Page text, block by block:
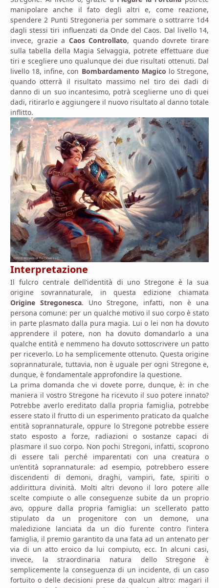
manipolare anche il fato degli altri e, come reazione,
spendere 2 Punti Stregoneria per sommare o sottrarre 1d4
dagli stessi tiri influenzati da Onde del Caos. Dal livello 14,
invece, grazie a Caos Controllato, quando dovrete tirare
sulla tabella della Magia Selvaggia, potrete effettuare due
tiri e scegliere uno qualunque dei due risultati ottenuti. Dal
livello 18, infine, con Bombardamento Magico lo Stregone,
quando otterrà il risultato massimo nel tiro dei dadi di
danno di un suo incantesimo, potrà sceglierne uno di quei
dadi, ritirarlo e aggiungere il nuovo risultato al danno totale
inflitto.
Interpretazione
Il fulcro centrale dell’identità di uno Stregone è la sua
origine sovrannaturale, in questa edizione chiamata
Origine Stregonesca. Uno Stregone, infatti, non è una
persona comune: per un qualche motivo il suo corpo è stato
in parte plasmato dalla pura magia. Lui o lei non ha dovuto
apprendere il potere, non ha dovuto domandarlo a una
qualche entità e nemmeno ha dovuto sottoscrivere un patto
per riceverlo. Lo ha semplicemente ottenuto. Questa origine
soprannaturale, tuttavia, non è uguale per ogni Stregone e,
dunque, è fondamentale approfondire la questione.
La prima domanda che vi dovete porre, dunque, è: in che
maniera il vostro Stregone ha ricevuto il suo potere innato?
Potrebbe averlo ereditato dalla propria famiglia, potrebbe
essere stato il frutto di un esperimento praticato da qualche
entità soprannaturale, oppure lo Stregone potrebbe essere
stato esposto a forze, radiazioni o sostanze capaci di
plasmare il suo corpo. Non pochi Stregoni, infatti, scoprono
di essere tali perché imparentati con una creatura o
un’entità soprannaturale: ad esempio, potrebbero essere
discendenti di demoni, draghi, vampiri, fate, spiriti o
addirittura divinità. Molti altri devono il loro potere alle
scelte compiute o alle conseguenze subite da un proprio
avo, oppure dalla propria famiglia: un scellerato patto
stipulato da un progenitore con un demone, una
maledizione lanciata da un dio furente contro l’intera
famiglia, il premio garantito da una fata ad un antenato per
via di un atto eroico da lui compiuto, ecc. In alcuni casi,
invece, la straordinaria natura dello Stregone è
semplicemente la conseguenza di un incidente, di un caso
fortuito o delle decisioni prese da qualcun altro: magari il